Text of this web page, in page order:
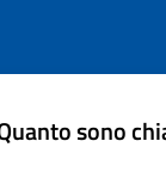
sono